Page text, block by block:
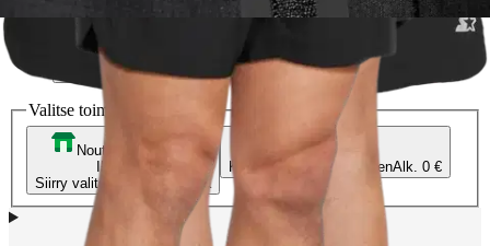
2XL
Valitse toimitustapa
Nouto myymälästä
Ilmainen
Siirry valitsemaan myymälä
Toimitus
Kotiin tai noutopisteeseenAlk. 0 €